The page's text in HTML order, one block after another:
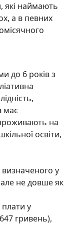
які наймають
а в певних
до 6 років з
має
проживають на
освіти,
у
не довше як
плати у
гривень),